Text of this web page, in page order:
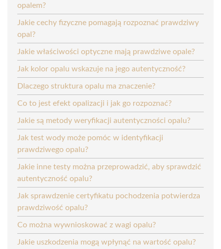
opalem?
Jakie cechy fizyczne pomagają rozpoznać prawdziwy
opal?
Jakie właściwości optyczne mają prawdziwe opale?
Jak kolor opalu wskazuje na jego autentyczność?
Dlaczego struktura opalu ma znaczenie?
Co to jest efekt opalizacji i jak go rozpoznać?
Jakie są metody weryfikacji autentyczności opalu?
Jak test wody może pomóc w identyfikacji
prawdziwego opalu?
Jakie inne testy można przeprowadzić, aby sprawdzić
autentyczność opalu?
Jak sprawdzenie certyfikatu pochodzenia potwierdza
prawdziwość opalu?
Co można wywnioskować z wagi opalu?
Jakie uszkodzenia mogą wpłynąć na wartość opalu?